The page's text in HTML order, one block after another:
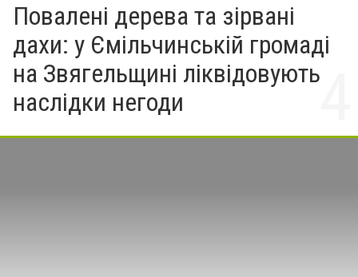
Повалені дерева та зірвані
дахи: у Ємільчинській громаді
на Звягельщині ліквідовують
наслідки негоди